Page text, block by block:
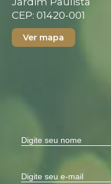
CEP: 01420-001
Ver mapa